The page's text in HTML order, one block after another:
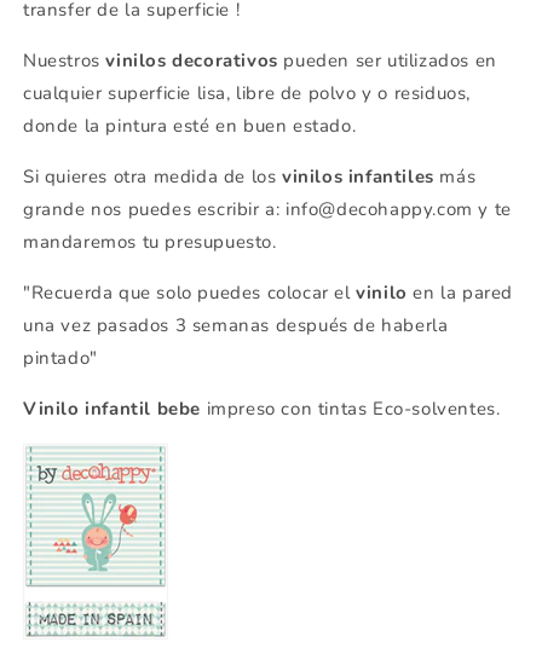
transfer de la superficie !
Nuestrosvinilos decorativos pueden ser utilizados en
cualquier superficie lisa, libre de polvo y o residuos,
donde la pintura esté en buen estado.
Si quieres otra medida de los vinilos infantiles más
grande nos puedes escribir a: info@decohappy.com y te
mandaremos tu presupuesto.
"Recuerda que solo puedes colocar elvinilo en la pared
una vez pasados 3 semanas después de haberla
pintado"
Vinilo infantil bebe impreso con tintas Eco-solventes.